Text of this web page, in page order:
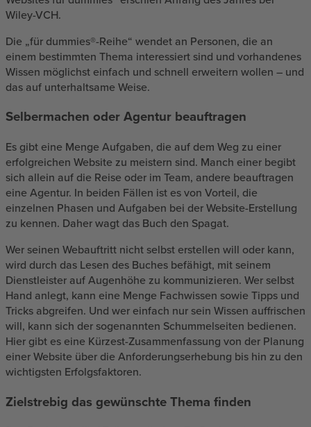
Wiley-VCH.
Die „für dummies®-Reihe“ wendet an Personen, die an
einem bestimmten Thema interessiert sind und vorhandenes
Wissen möglichst einfach und schnell erweitern wollen – und
das auf unterhaltsame Weise.
Selbermachen oder Agentur beauftragen
Es gibt eine Menge Aufgaben, die auf dem Weg zu einer
erfolgreichen Website zu meistern sind. Manch einer begibt
sich allein auf die Reise oder im Team, andere beauftragen
eine Agentur. In beiden Fällen ist es von Vorteil, die
einzelnen Phasen und Aufgaben bei der Website-Erstellung
zu kennen. Daher wagt das Buch den Spagat.
Wer seinen Webauftritt nicht selbst erstellen will oder kann,
wird durch das Lesen des Buches befähigt, mit seinem
Dienstleister auf Augenhöhe zu kommunizieren. Wer selbst
Hand anlegt, kann eine Menge Fachwissen sowie Tipps und
Tricks abgreifen. Und wer einfach nur sein Wissen auffrischen
will, kann sich der sogenannten Schummelseiten bedienen.
Hier gibt es eine Kürzest-Zusammenfassung von der Planung
einer Website über die Anforderungserhebung bis hin zu den
wichtigsten Erfolgsfaktoren.
Zielstrebig das gewünschte Thema finden